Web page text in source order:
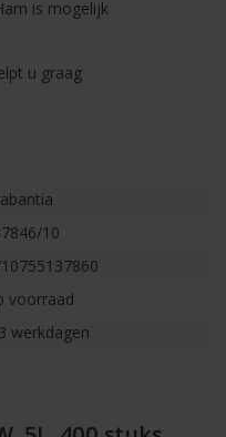
is mogelijk
u graag
10
voorraad
werkdagen